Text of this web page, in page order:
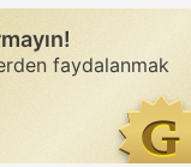
faydalanmak